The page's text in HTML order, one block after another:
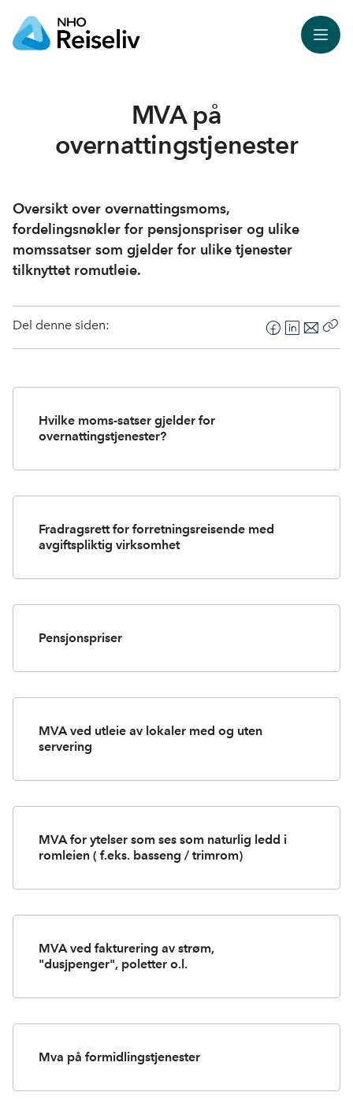
Meny
MVA på
overnattingstjenester
Oversikt over overnattingsmoms,
fordelingsnøkler for pensjonspriser og ulike
momssatser som gjelder for ulike tjenester
tilknyttet romutleie.
Del denne siden:
F
a
e
k
L
i
k
n
E
-
o
Hvilke moms-satser gjelder for
overnattingstjenester?
Fradragsrett for forretningsreisende med
avgiftspliktig virksomhet
Pensjonspriser
MVA ved utleie av lokaler med og uten
servering
MVA for ytelser som ses som naturlig ledd i
romleien ( f.eks. basseng / trimrom)
MVA ved fakturering av strøm,
"dusjpenger", poletter o.l.
Mva på formidlingstjenester